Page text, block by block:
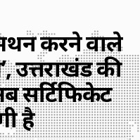
करने वाले
उत्तराखंड की
सर्टिफिकेट
है